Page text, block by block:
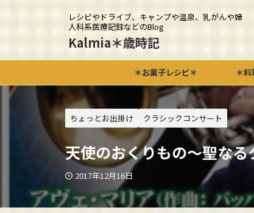
レシピやドライブ、キャンプや温泉、乳がんや婦
人科系医療記録などのBlog
Kalmia＊歳時記
＊お菓子レシピ＊ ＊
ちょっとお出掛け クラシックコンサート
天使のおくりもの～聖なる
2017年12月16日